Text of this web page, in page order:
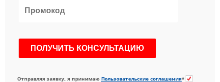
Отправляя заявку, я принимаю Пользовательские соглашения*